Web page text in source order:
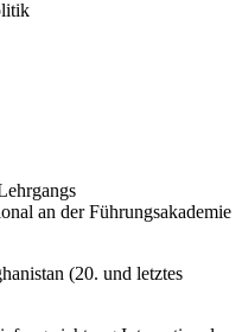
an der Führungsakademie
(20. und letztes